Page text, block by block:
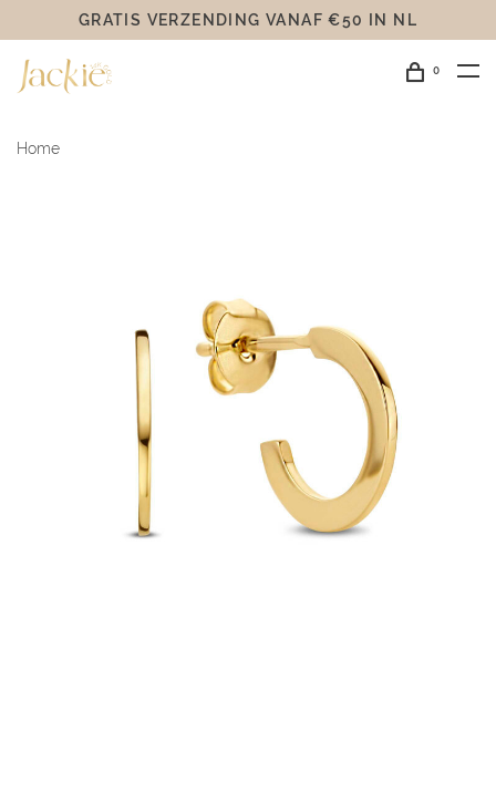
GRATIS VERZENDING VANAF €50 IN NL
0
Home